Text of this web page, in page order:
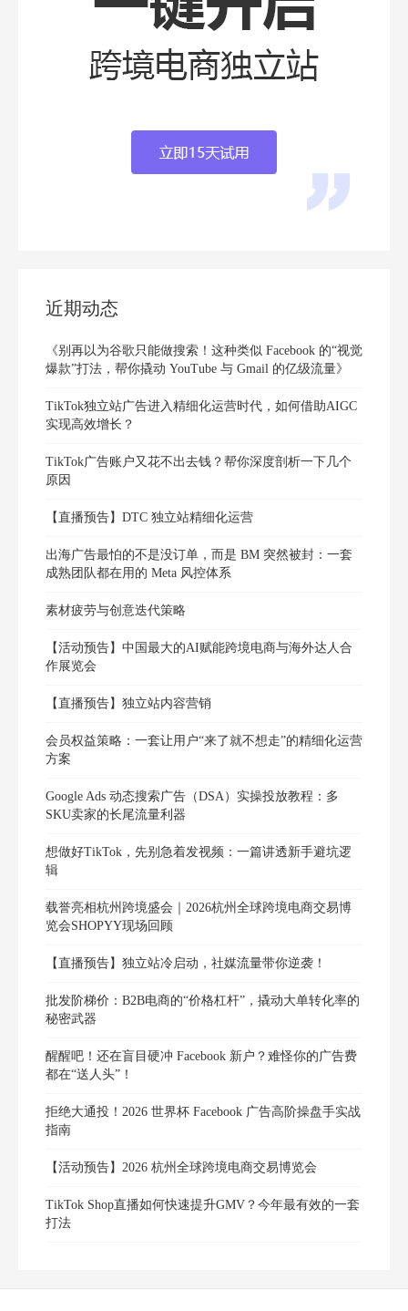
近期动态
《别再以为谷歌只能做搜索！这种类似 Facebook 的“视觉
爆款”打法，帮你撬动 YouTube 与 Gmail 的亿级流量》
TikTok独立站广告进入精细化运营时代，如何借助AIGC
实现高效增长？
TikTok广告账户又花不出去钱？帮你深度剖析一下几个
原因
【直播预告】DTC 独立站精细化运营
出海广告最怕的不是没订单，而是 BM 突然被封：一套
成熟团队都在用的 Meta 风控体系
素材疲劳与创意迭代策略
【活动预告】中国最大的AI赋能跨境电商与海外达人合
作展览会
【直播预告】独立站内容营销
会员权益策略：一套让用户“来了就不想走”的精细化运营
方案
Google Ads 动态搜索广告（DSA）实操投放教程：多
SKU卖家的长尾流量利器
想做好TikTok，先别急着发视频：一篇讲透新手避坑逻
辑
载誉亮相杭州跨境盛会｜2026杭州全球跨境电商交易博
览会SHOPYY现场回顾
【直播预告】独立站冷启动，社媒流量带你逆袭！
批发阶梯价：B2B电商的“价格杠杆”，撬动大单转化率的
秘密武器
醒醒吧！还在盲目硬冲 Facebook 新户？难怪你的广告费
都在“送人头”！
拒绝大通投！2026 世界杯 Facebook 广告高阶操盘手实战
指南
【活动预告】2026 杭州全球跨境电商交易博览会
TikTok Shop直播如何快速提升GMV？今年最有效的一套
打法